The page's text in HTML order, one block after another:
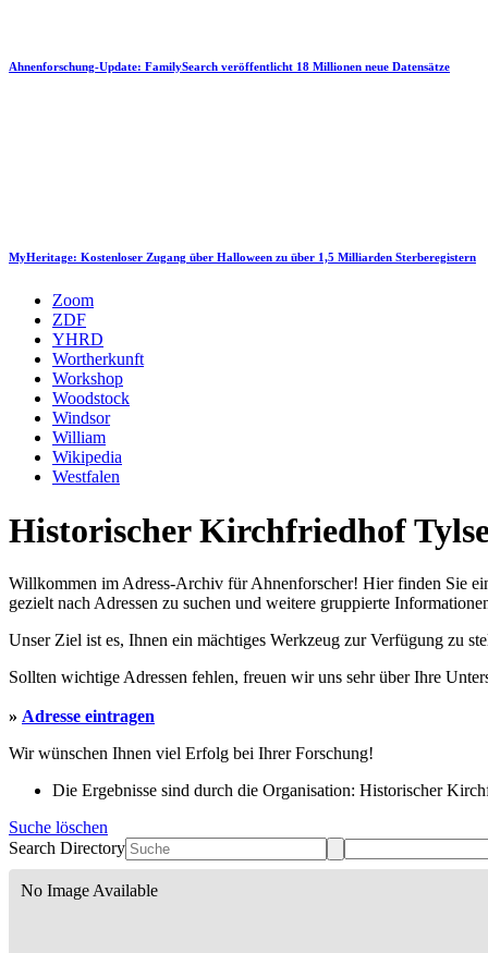
Ahnenforschung-Update: FamilySearch veröffentlicht 18 Millionen neue Datensätze
MyHeritage: Kostenloser Zugang über Halloween zu über 1,5 Milliarden Sterberegistern
Zoom
ZDF
YHRD
Wortherkunft
Workshop
Woodstock
Windsor
William
Wikipedia
Westfalen
Historischer Kirchfriedhof
Willkommen im Adress-Archiv für Ahnenforscher! Hier finden Sie
gezielt nach Adressen zu suchen und weitere gruppierte
Unser Ziel ist es, Ihnen ein mächtiges Werkzeug zur Verfügung zu
Sollten wichtige Adressen fehlen, freuen wir uns sehr über Ihre
» Adresse eintragen
Wir wünschen Ihnen viel Erfolg bei Ihrer Forschung!
Die Ergebnisse sind durch die Organisation: Historischer
Suche löschen
Search Directory
No Image Available